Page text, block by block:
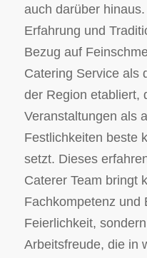
auch darüber
Erfahrung und
Bezug auf
Catering Service als
der Region etabliert,
Veranstaltungen als
Festlichkeiten beste
setzt. Dieses
Caterer Team bringt
Fachkompetenz und
Feierlichkeit,
Arbeitsfreude, die in